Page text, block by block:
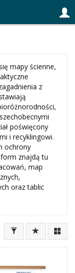
mapy ścienne,
z
poświęcony
i recyklingowi.
ochrony
znajdą tu
map
oraz tablic